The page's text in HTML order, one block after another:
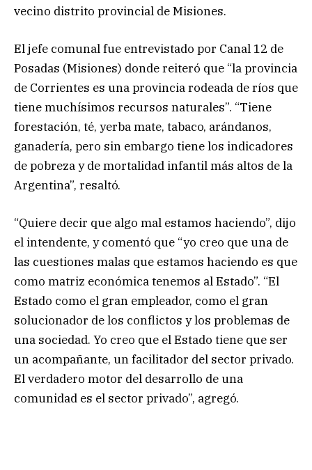
vecino distrito provincial de Misiones.
El jefe comunal fue entrevistado por Canal 12 de
Posadas (Misiones) donde reiteró que “la provincia
de Corrientes es una provincia rodeada de ríos que
tiene muchísimos recursos naturales”. “Tiene
forestación, té, yerba mate, tabaco, arándanos,
ganadería, pero sin embargo tiene los indicadores
de pobreza y de mortalidad infantil más altos de la
Argentina”, resaltó.
“Quiere decir que algo mal estamos haciendo”, dijo
el intendente, y comentó que “yo creo que una de
las cuestiones malas que estamos haciendo es que
como matriz económica tenemos al Estado”. “El
Estado como el gran empleador, como el gran
solucionador de los conflictos y los problemas de
una sociedad. Yo creo que el Estado tiene que ser
un acompañante, un facilitador del sector privado.
El verdadero motor del desarrollo de una
comunidad es el sector privado”, agregó.